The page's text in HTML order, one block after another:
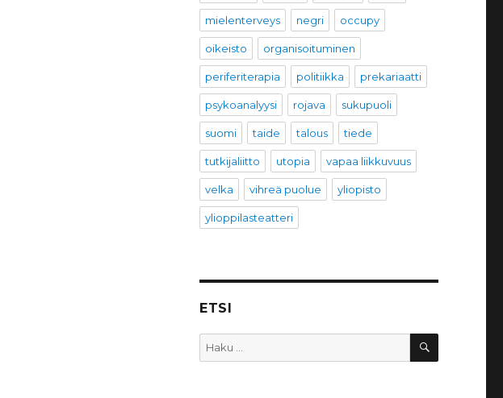
mielenterveys negri occupy
oikeisto organisoituminen
periferiterapia politiikka prekariaatti
psykoanalyysi rojava sukupuoli
suomi taide talous tiede
tutkijaliitto utopia vapaa liikkuvuus
velka vihreä puolue yliopisto
ylioppilasteatteri
ETSI
Etsi: HAKU